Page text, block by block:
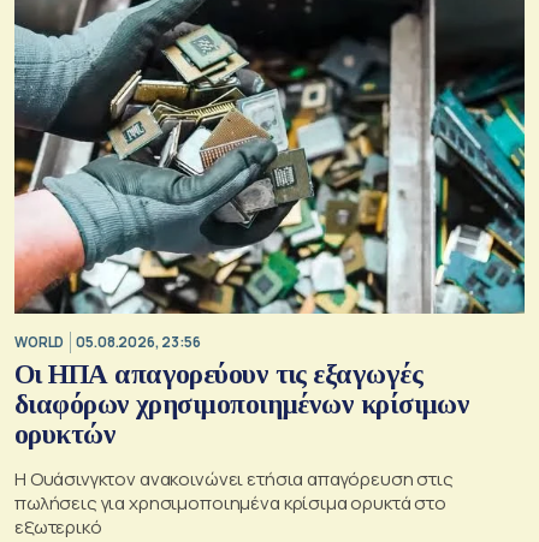
WORLD 05.08.2026, 23:56
Οι ΗΠΑ απαγορεύουν τις εξαγωγές
διαφόρων χρησιμοποιημένων κρίσιμων
ορυκτών
Η Ουάσινγκτον ανακοινώνει ετήσια απαγόρευση στις
πωλήσεις για χρησιμοποιημένα κρίσιμα ορυκτά στο
εξωτερικό